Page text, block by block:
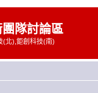
隊討論區
(北),鉅創科技(南)